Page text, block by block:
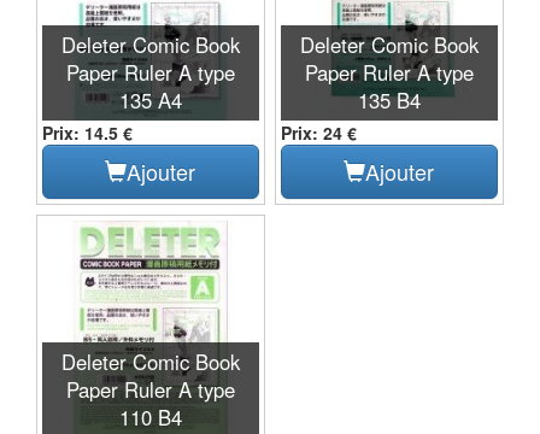
Deleter Comic Book
Paper Ruler A type
135 A4
Prix: 14.5 €
Ajouter
Deleter Comic Book
Paper Ruler A type
135 B4
Prix: 24 €
Ajouter
Deleter Comic Book
Paper Ruler A type
110 B4